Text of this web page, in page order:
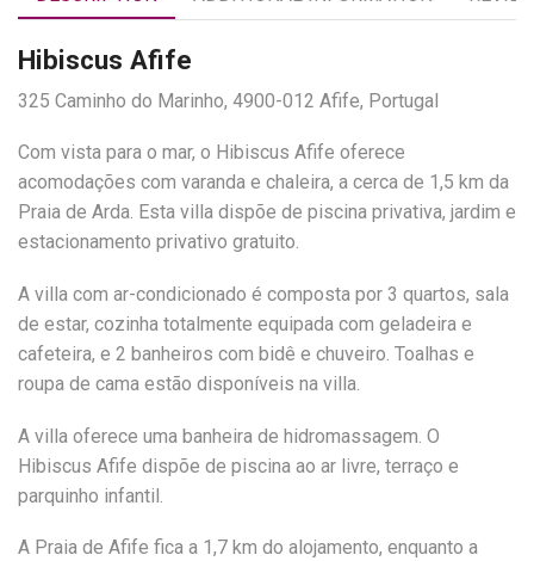
Hibiscus Afife
325 Caminho do Marinho, 4900-012 Afife, Portugal
Com vista para o mar, o Hibiscus Afife oferece
acomodações com varanda e chaleira, a cerca de 1,5 km da
Praia de Arda. Esta villa dispõe de piscina privativa, jardim e
estacionamento privativo gratuito.
A villa com ar-condicionado é composta por 3 quartos, sala
de estar, cozinha totalmente equipada com geladeira e
cafeteira, e 2 banheiros com bidê e chuveiro. Toalhas e
roupa de cama estão disponíveis na villa.
A villa oferece uma banheira de hidromassagem. O
Hibiscus Afife dispõe de piscina ao ar livre, terraço e
parquinho infantil.
A Praia de Afife fica a 1,7 km do alojamento, enquanto a